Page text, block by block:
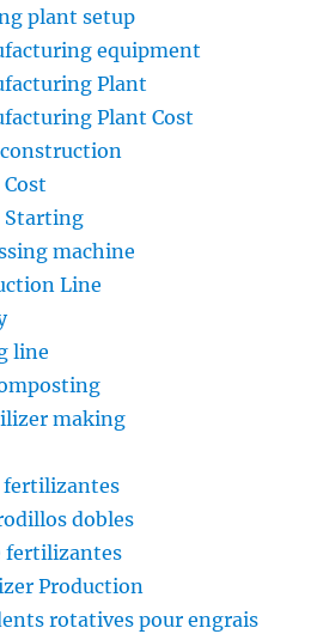
plant setup
equipment
Plant
Plant Cost
Starting
machine
Line
line
making
fertilizantes
dobles
fertilizantes
Production
rotatives pour engrais